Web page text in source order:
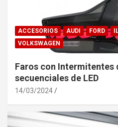
ACCESORIOS AUDI FORD
VOLKSWAGEN
Faros con Intermitentes
secuenciales de LED
14/03/2024